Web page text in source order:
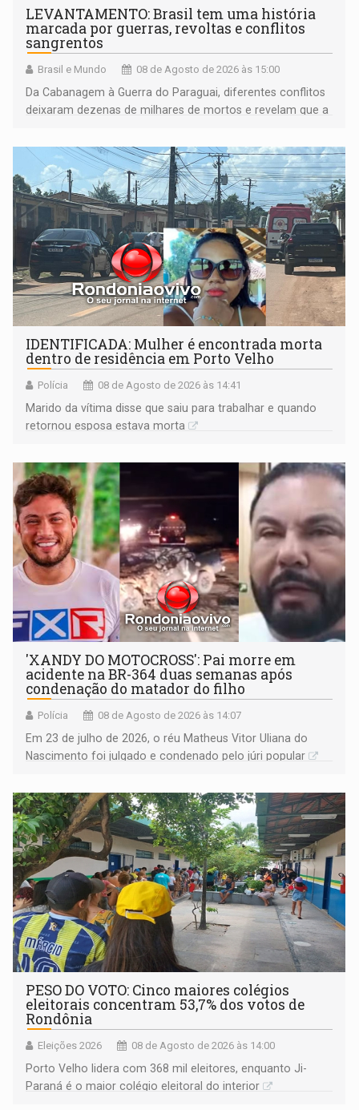
LEVANTAMENTO: Brasil tem uma história
marcada por guerras, revoltas e conflitos
sangrentos
Brasil e Mundo 08 de Agosto de 2026 às 15:00
Da Cabanagem à Guerra do Paraguai, diferentes conflitos
deixaram dezenas de milhares de mortos e revelam que a
territoriais e sociais
IDENTIFICADA: Mulher é encontrada morta
dentro de residência em Porto Velho
Polícia 08 de Agosto de 2026 às 14:41
Marido da vítima disse que saiu para trabalhar e quando
retornou esposa estava morta
'XANDY DO MOTOCROSS': Pai morre em
acidente na BR-364 duas semanas após
condenação do matador do filho
Polícia 08 de Agosto de 2026 às 14:07
Em 23 de julho de 2026, o réu Matheus Vitor Uliana do
Nascimento foi julgado e condenado pelo júri popular
PESO DO VOTO: Cinco maiores colégios
eleitorais concentram 53,7% dos votos de
Rondônia
Eleições 2026 08 de Agosto de 2026 às 14:00
Porto Velho lidera com 368 mil eleitores, enquanto Ji-
Paraná é o maior colégio eleitoral do interior